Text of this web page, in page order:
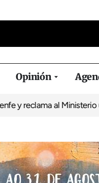
Opinión
al Ministerio una